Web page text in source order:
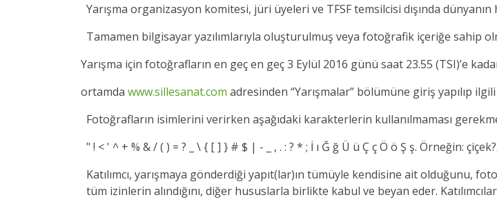
Yarışma organizasyon komitesi, jüri üyeleri ve TFSF temsilcisi dışında
Tamamen bilgisayar yazılımlarıyla oluşturulmuş veya fotoğrafik içeriğe sahip
Yarışma için fotoğrafların en geç en geç 3 Eylül 2016 günü saat 23.55 (TSI)’e
ortamda www.sillesanat.com adresinden “Yarışmalar” bölümüne giriş yapılıp
Fotoğrafların isimlerini verirken aşağıdaki karakterlerin kullanılmaması
" ! < ' ^ + % & / ( ) = ? _ \ { [ ] } # $ | - _ , . : ? * ; İ ı Ğ ğ Ü ü Ç ç Ö ö Ş ş. Örneğin:
Katılımcı, yarışmaya gönderdiği yapıt(lar)ın tümüyle kendisine ait
tüm izinlerin alındığını, diğer hususlarla birlikte kabul ve beyan eder.